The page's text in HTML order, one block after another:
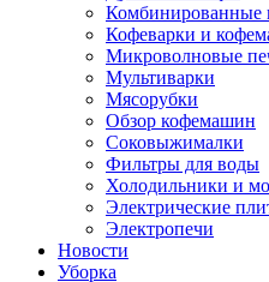
Комбинированные
Кофеварки и
Микроволновые
Мультиварки
Мясорубки
Обзор кофемашин
Соковыжималки
Фильтры для воды
Холодильники и
Электрические
Электропечи
Новости
Уборка